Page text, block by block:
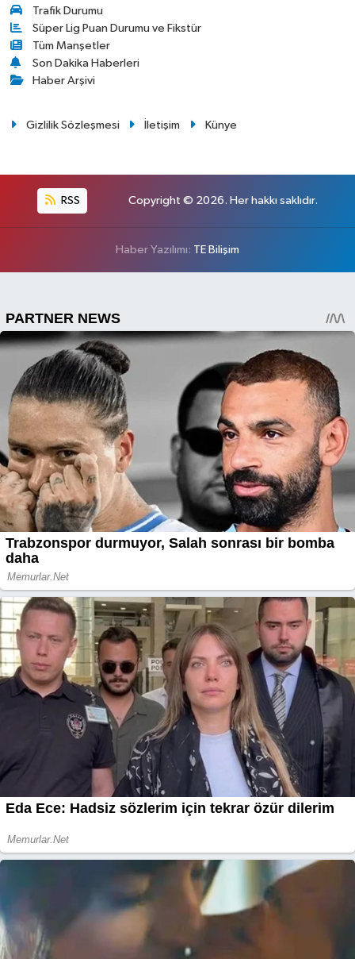
Trafik Durumu
Süper Lig Puan Durumu ve Fikstür
Tüm Manşetler
Son Dakika Haberleri
Haber Arşivi
Gizlilik Sözleşmesi İletişim Künye
RSS Copyright © 2026. Her hakkı saklıdır.
Haber Yazılımı: TE Bilişim